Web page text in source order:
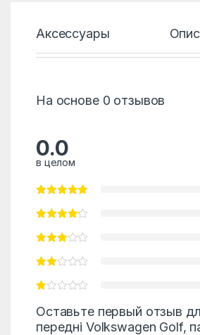
Аксессуары
На основе 0 отзывов
0.0
в целом
Оставьте первый отзыв
передні Volkswagen Golf,